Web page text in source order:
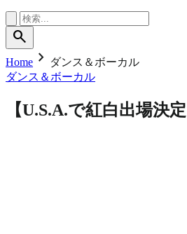
search
Home chevron_right ダンス＆ボーカル
ダンス＆ボーカル
【U.S.A.で紅白出場決